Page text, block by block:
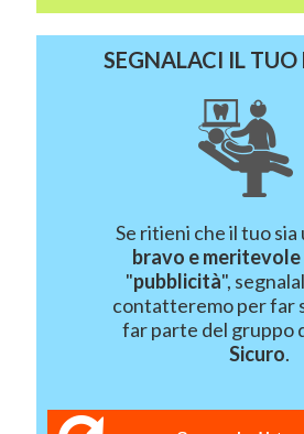
SEGNALACI IL
Se ritieni che il tuo sia
bravo e meritevole
"pubblicità",
contatteremo per far
far parte del gruppo
Sicuro.